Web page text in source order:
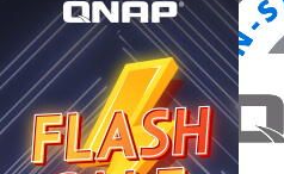
the
images
gallery